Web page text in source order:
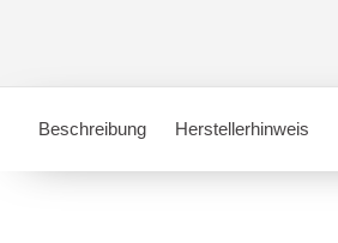
Beschreibung Herstellerhinweis